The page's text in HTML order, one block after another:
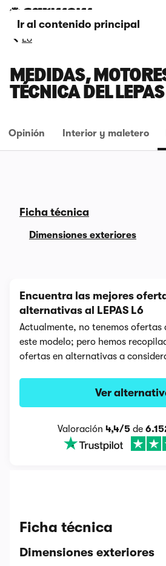
Ir al contenido principal
L6
MEDIDAS,
TÉCNICA DEL
Opinión Interior y maletero
Ficha técnica
Dimensiones exteriores
Encuentra las mejores
alternativas al LEPAS L6
Actualmente, no tenemos ofertas
este modelo; pero hemos
ofertas en alternativas a
Ver
Valoración 4,4/5 de
Ficha técnica
Dimensiones exteriores